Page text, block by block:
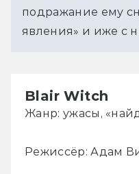
подражание ему
явления» и иже с
Blair Witch
Жанр: ужасы,
Режиссёр: Адам